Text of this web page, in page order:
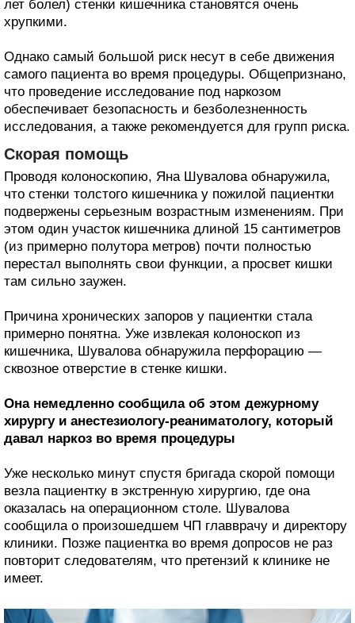
лет болел) стенки кишечника становятся очень
хрупкими.
Однако самый большой риск несут в себе движения
самого пациента во время процедуры. Общепризнано,
что проведение исследование под наркозом
обеспечивает безопасность и безболезненность
исследования, а также рекомендуется для групп риска.
Скорая помощь
Проводя колоноскопию, Яна Шувалова обнаружила,
что стенки толстого кишечника у пожилой пациентки
подвержены серьезным возрастным изменениям. При
этом один участок кишечника длиной 15 сантиметров
(из примерно полутора метров) почти полностью
перестал выполнять свои функции, а просвет кишки
там сильно заужен.
Причина хронических запоров у пациентки стала
примерно понятна. Уже извлекая колоноскоп из
кишечника, Шувалова обнаружила перфорацию —
сквозное отверстие в стенке кишки.
Она немедленно сообщила об этом дежурному
хирургу и анестезиологу-реаниматологу, который
давал наркоз во время процедуры
Уже несколько минут спустя бригада скорой помощи
везла пациентку в экстренную хирургию, где она
оказалась на операционном столе. Шувалова
сообщила о произошедшем ЧП главврачу и директору
клиники. Позже пациентка во время допросов не раз
повторит следователям, что претензий к клинике не
имеет.